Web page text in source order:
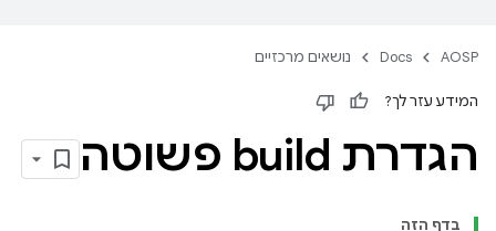
AOSP
Docs נושאים מרכזיים
המידע עזר לך?
הגדרת build פשוטה
בדף הזה